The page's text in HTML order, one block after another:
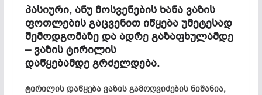
პასიური, ანუ მოსვენების ხანა ვაზის
ფოთლების გაცვენითიწყება უმეტესად
შემოდგომაზე და ადრე გაზაფხულამდე
– ვაზის ტირილის
დაწყებამდე გრძელდება.
ტირილის დაწყება ვაზის გამოღვიძების ნიშანია,